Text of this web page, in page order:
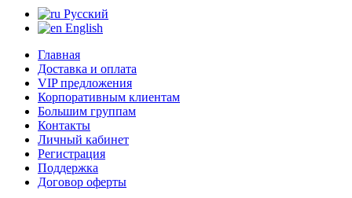
Русский
English
Главная
Доставка и оплата
VIP предложения
Корпоративным клиентам
Большим группам
Контакты
Личный кабинет
Регистрация
Поддержка
Договор оферты